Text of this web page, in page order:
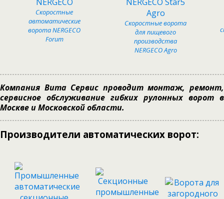
Скоростные
автоматические
ворота NERGECO
Forum
Скоростные ворота
для пищевого
производства
NERGECO Agro
Компания Вита Сервис проводит монтаж, ремонт,
сервисное обслуживание гибких рулонных ворот в
Москве и Московской области.
Производители автоматических ворот: